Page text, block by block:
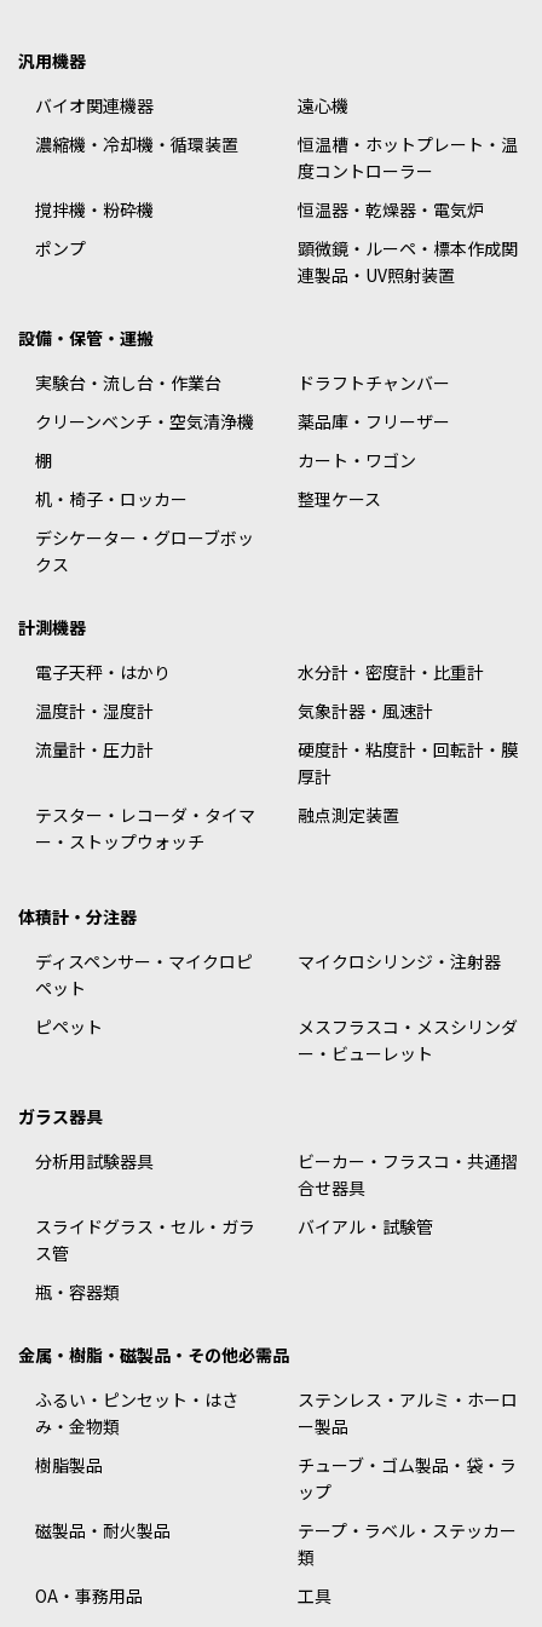
汎用機器
バイオ関連機器
遠心機
濃縮機・冷却機・循環装置
恒温槽・ホットプレート・温
度コントローラー
撹拌機・粉砕機
恒温器・乾燥器・電気炉
ポンプ
顕微鏡・ルーペ・標本作成関
連製品・UV照射装置
設備・保管・運搬
実験台・流し台・作業台
ドラフトチャンバー
クリーンベンチ・空気清浄機
薬品庫・フリーザー
棚
カート・ワゴン
机・椅子・ロッカー
整理ケース
デシケーター・グローブボッ
クス
計測機器
電子天秤・はかり
水分計・密度計・比重計
温度計・湿度計
気象計器・風速計
流量計・圧力計
硬度計・粘度計・回転計・膜
厚計
テスター・レコーダ・タイマ
ー・ストップウォッチ
融点測定装置
体積計・分注器
ディスペンサー・マイクロピ
ペット
マイクロシリンジ・注射器
ピペット
メスフラスコ・メスシリンダ
ー・ビューレット
ガラス器具
分析用試験器具
ビーカー・フラスコ・共通摺
合せ器具
スライドグラス・セル・ガラ
ス管
バイアル・試験管
瓶・容器類
金属・樹脂・磁製品・その他必需品
ふるい・ピンセット・はさ
み・金物類
ステンレス・アルミ・ホーロ
ー製品
樹脂製品
チューブ・ゴム製品・袋・ラ
ップ
磁製品・耐火製品
テープ・ラベル・ステッカー
類
OA・事務用品
工具